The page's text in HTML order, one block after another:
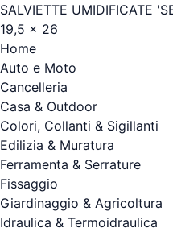
SALVIETTE UMIDIFICATE
19,5 x 26
Home
Auto e Moto
Cancelleria
Casa & Outdoor
Colori, Collanti & Sigillanti
Edilizia & Muratura
Ferramenta & Serrature
Fissaggio
Giardinaggio & Agricoltura
Idraulica & Termoidraulica